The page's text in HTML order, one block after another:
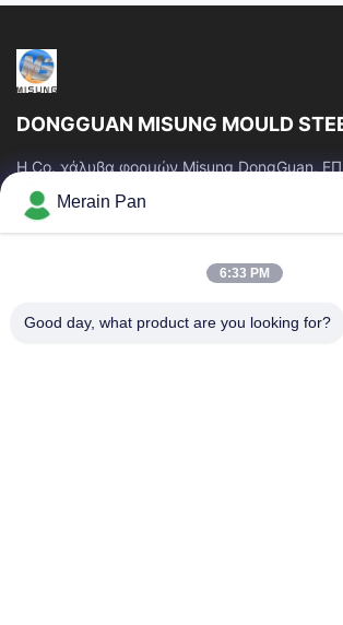
DONGGUAN MISUNG MOULD
Η Co. χάλυβα φορμών Misung DongGuan,
επιχείρηση του ανεφοδιασμού που ο
κύβων, καυτός χάλυβας εργασίας, κρύος...
Γρήγοροι Σύνδεσμοι
Προϊόντα
Εμφάνιση VR
Περίπου
Merain Pan
6:33 PM
Good day, what product are you looking for?